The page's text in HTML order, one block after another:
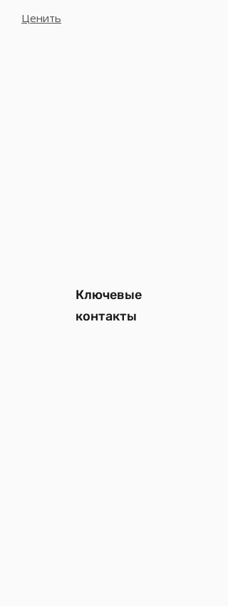
Ценить
Ключевые
контакты